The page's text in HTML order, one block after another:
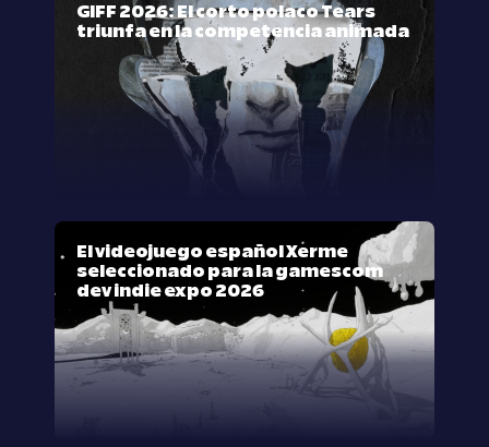
GIFF 2026: El corto polaco Tears
triunfa en la competencia animada
El videojuego español Xerme
seleccionado para la gamescom
dev indie expo 2026